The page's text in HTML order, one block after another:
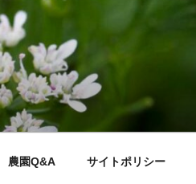
農園Q&A サイトポリシー